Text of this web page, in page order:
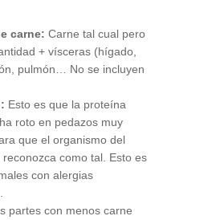
carne: Carne tal cual pero
+ vísceras (hígado,
pulmón… No se incluyen
Esto es que la proteína
roto en pedazos muy
que el organismo del
como tal. Esto es
con alergias
partes con menos carne